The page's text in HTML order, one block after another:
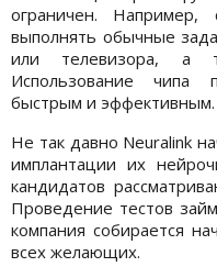
ограничен.
выполнять обычные
или телевизора, а
Использование чипа
быстрым и эффективным.
Не так давно Neuralink
имплантации их
кандидатов
Проведение тестов
компания собирается
всех желающих.